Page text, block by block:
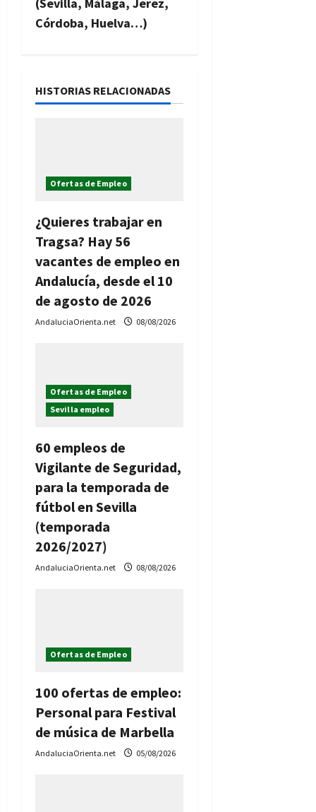
a
ó
e
n
t
r
Córdoba, Huelva…)
HISTORIAS RELACIONADAS
Ofertas de Empleo
¿Quieres trabajar en
Tragsa? Hay 56
vacantes de empleo en
Andalucía, desde el 10
de agosto de 2026
AndaluciaOrienta.net 08/08/2026
Ofertas de Empleo
Sevilla empleo
60 empleos de
Vigilante de Seguridad,
para la temporada de
fútbol en Sevilla
(temporada
2026/2027)
AndaluciaOrienta.net 08/08/2026
Ofertas de Empleo
100 ofertas de empleo:
Personal para Festival
de música de Marbella
AndaluciaOrienta.net 05/08/2026